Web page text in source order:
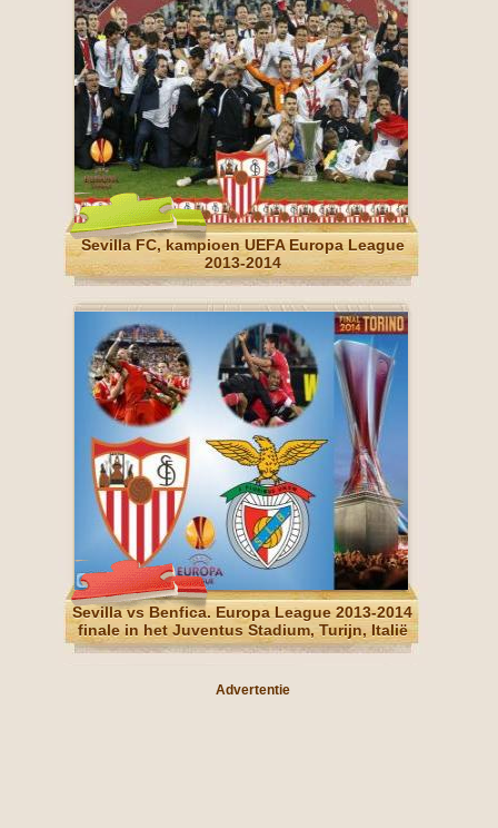
Sevilla FC, kampioen UEFA Europa League
2013-2014
Sevilla vs Benfica. Europa League 2013-2014
finale in het Juventus Stadium, Turijn, Italië
Advertentie